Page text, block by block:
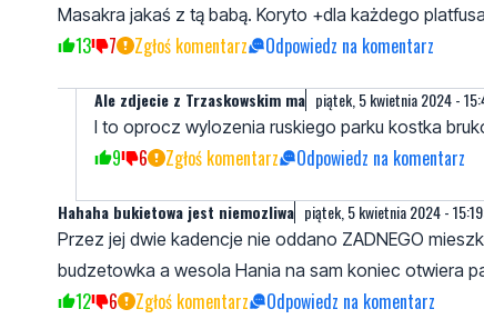
Masakra jakaś z tą babą. Koryto +dla każdego
13 7 Zgłoś komentarz Odpowiedz na komentarz
Ale zdjecie z Trzaskowskim ma piątek, 5 kwietnia 2024 -
I to oprocz wylozenia ruskiego parku kostka
9 6 Zgłoś komentarz Odpowiedz na komentarz
Hahaha bukietowa jest niemozliwa piątek, 5 kwietnia 2024 -
Przez jej dwie kadencje nie oddano ZADNEGO
budzetowka a wesola Hania na sam koniec otwiera
12 6 Zgłoś komentarz Odpowiedz na komentarz